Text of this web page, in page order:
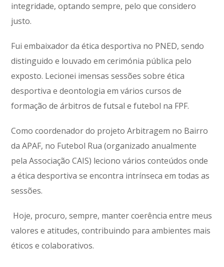
integridade, optando sempre, pelo que considero
justo.
Fui embaixador da ética desportiva no PNED, sendo
distinguido e louvado em cerimónia pública pelo
exposto. Lecionei imensas sessões sobre ética
desportiva e deontologia em vários cursos de
formação de árbitros de futsal e futebol na FPF.
Como coordenador do projeto Arbitragem no Bairro
da APAF, no Futebol Rua (organizado anualmente
pela Associação CAIS) leciono vários conteúdos onde
a ética desportiva se encontra intrínseca em todas as
sessões.
Hoje, procuro, sempre, manter coerência entre meus
valores e atitudes, contribuindo para ambientes mais
éticos e colaborativos.